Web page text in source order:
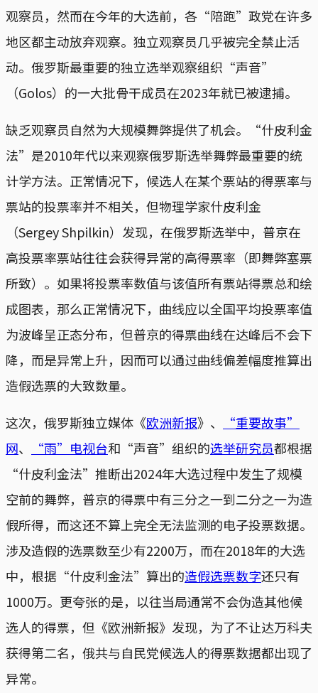
观察员，然而在今年的大选前，各“陪跑”政党在许多
地区都主动放弃观察。独立观察员几乎被完全禁止活
动。俄罗斯最重要的独立选举观察组织“声音”
（Golos）的一大批骨干成员在2023年就已被逮捕。
缺乏观察员自然为大规模舞弊提供了机会。“什皮利金
法”是2010年代以来观察俄罗斯选举舞弊最重要的统
计学方法。正常情况下，候选人在某个票站的得票率与
票站的投票率并不相关，但物理学家什皮利金
（Sergey Shpilkin）发现，在俄罗斯选举中，普京在
高投票率票站往往会获得异常的高得票率（即舞弊塞票
所致）。如果将投票率数值与该值所有票站得票总和绘
成图表，那么正常情况下，曲线应以全国平均投票率值
为波峰呈正态分布，但普京的得票曲线在达峰后不会下
降，而是异常上升，因而可以通过曲线偏差幅度推算出
造假选票的大致数量。
这次，俄罗斯独立媒体《欧洲新报》、
“重要故事”
网、 “雨”电视台和“声音”组织的选举研究员都根据
“什皮利金法”推断出2024年大选过程中发生了规模
空前的舞弊，普京的得票中有三分之一到二分之一为造
假所得，而这还不算上完全无法监测的电子投票数据。
涉及造假的选票数至少有2200万，而在2018年的大选
中，根据“什皮利金法”算出的造假选票数字还只有
1000万。更夸张的是，以往当局通常不会伪造其他候
选人的得票，但《欧洲新报》发现，为了不让达万科夫
获得第二名，俄共与自民党候选人的得票数据都出现了
异常。